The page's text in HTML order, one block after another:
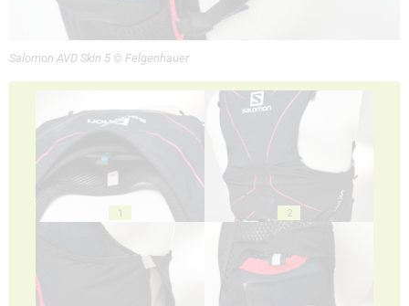
Salomon AVD Skin 5 © Felgenhauer
1 2